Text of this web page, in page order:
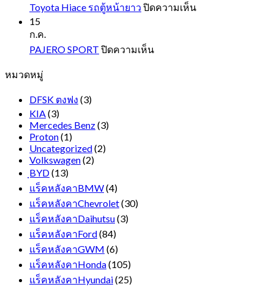
Toyota Hiace รถตู้หน้ายาว ปิดความเห็นบน
15
ก.ค.
PAJERO SPORT ปิดความเห็นบน
หมวดหมู่
DFSK ตงฟง (3)
KIA(3)
Mercedes Benz(3)
Proton(1)
Uncategorized(2)
Volkswagen(2)
ฺBYD(13)
แร็คหลังคาBMW(4)
แร็คหลังคาChevrolet(30)
แร็คหลังคาDaihutsu(3)
แร็คหลังคาFord(84)
แร็คหลังคาGWM (6)
แร็คหลังคาHonda(105)
แร็คหลังคาHyundai(25)